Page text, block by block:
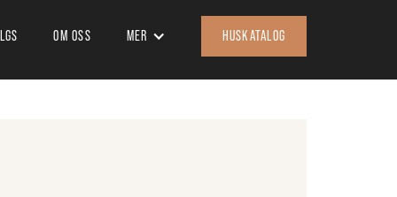
OM OSS MER HUSKATALOG